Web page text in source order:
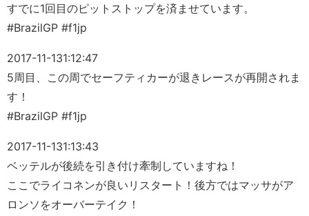
すでに1回目のピットストップを済ませています。
#BrazilGP #f1jp
2017-11-131:12:47
5周目、この周でセーフティカーが退きレースが再開されま
す！
#BrazilGP #f1jp
2017-11-131:13:43
ベッテルが後続を引き付け牽制していますね！
ここでライコネンが良いリスタート！後方ではマッサがア
ロンソをオーバーテイク！